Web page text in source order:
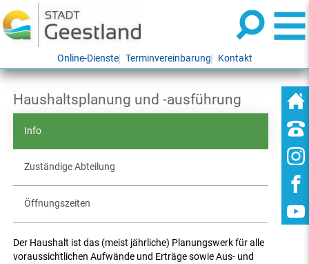
Online-Dienste Terminvereinbarung Kontakt
Haushaltsplanung und -ausführung
Info
Zuständige Abteilung
Öffnungszeiten
Der Haushalt ist das (meist jährliche) Planungswerk für alle
voraussichtlichen Aufwände und Erträge sowie Aus- und